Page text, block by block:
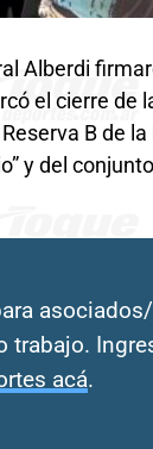
Alberdi
el cierre de
B de
y del
trabajo.
acá.